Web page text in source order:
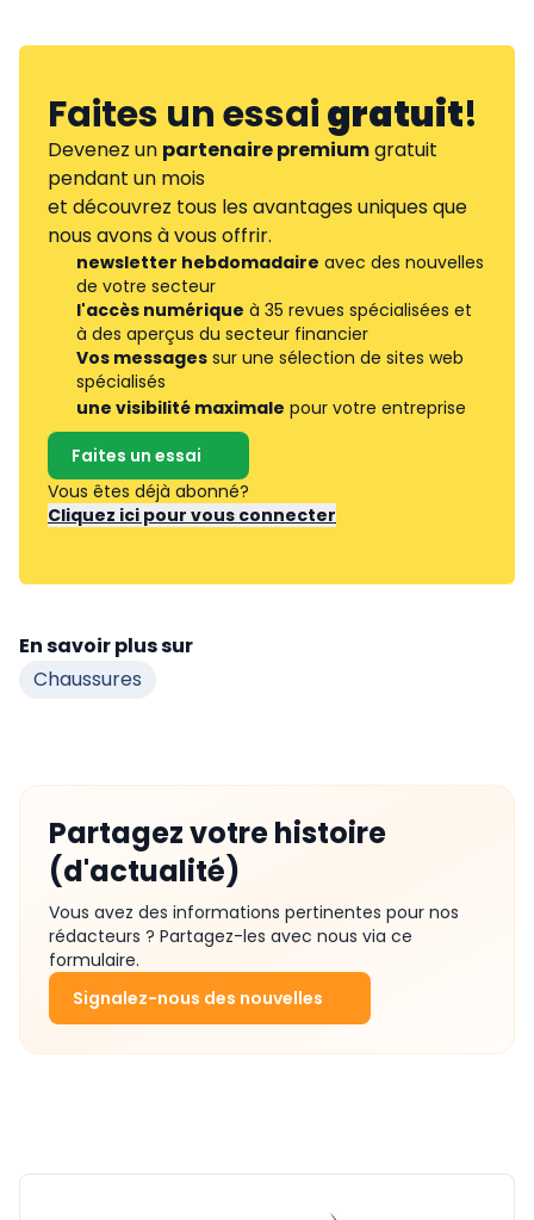
Faites un essaigratuit!
Devenez un partenaire premiumgratuit
pendant un mois
et découvrez tous les avantages uniques que
nous avons à vous offrir.
newsletter hebdomadaire avec des nouvelles
de votre secteur
l'accès numérique à 35 revues spécialisées et
à des aperçus du secteur financier
Vos messages sur une sélection de sites web
spécialisés
une visibilité maximale pour votre entreprise
Faites un essai
Vous êtes déjà abonné?
Cliquez ici pour vous connecter
En savoir plus sur
Chaussures
Partagez votre histoire
(d'actualité)
Vous avez des informations pertinentes pour nos
rédacteurs ? Partagez-les avec nous via ce
formulaire.
Signalez-nous des nouvelles